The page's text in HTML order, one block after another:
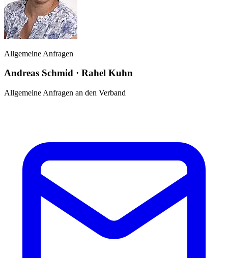
Allgemeine Anfragen
Andreas Schmid · Rahel Kuhn
Allgemeine Anfragen an den Verband